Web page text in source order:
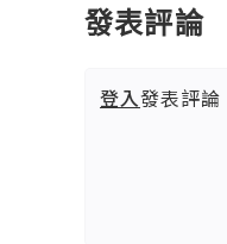
發表評論
登入發表評論